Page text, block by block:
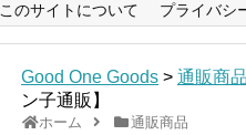
このサイトについて プライバシ
Good One Goods > 通販商品
ン子通販】
ホーム 通販商品